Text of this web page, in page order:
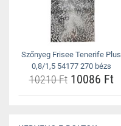
Szőnyeg Frisee Tenerife Plus
0,8/1,5 54177 270 bézs
10210 Ft10086 Ft